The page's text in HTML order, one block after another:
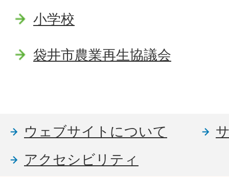
小学校
袋井市農業再生協議会
ウェブサイトについて
アクセシビリティ